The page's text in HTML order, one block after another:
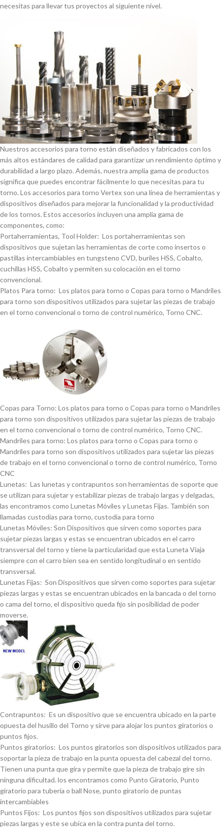
necesitas para llevar tus proyectos al siguiente nivel.
Nuestros accesorios para torno están diseñados y fabricados con los
más altos estándares de calidad para garantizar un rendimiento óptimo y
durabilidad a largo plazo. Además, nuestra amplia gama de productos
significa que puedes encontrar fácilmente lo que necesitas para tu
torno. Los accesorios para torno Vertex son una lí­nea de herramientas y
dispositivos diseñados para mejorar la funcionalidad y la productividad
de los tornos. Estos accesorios incluyen una amplia gama de
componentes, como:
Portaherramientas, Tool Holder: Los portaherramientas son
dispositivos que sujetan las herramientas de corte como insertos o
pastillas intercambiables en tungsteno CVD, buriles HSS, Cobalto,
cuchillas HSS, Cobalto y permiten su colocación en el torno
convencional.
Platos Para torno: Los platos para torno o Copas para torno o Mandriles
para torno son dispositivos utilizados para sujetar las piezas de trabajo
en el torno convencional o torno de control numérico, Torno CNC.
Copas para Torno: Los platos para torno o Copas para torno o Mandriles
para torno son dispositivos utilizados para sujetar las piezas de trabajo
en el torno convencional o torno de control numérico, Torno CNC.
Mandriles para torno: Los platos para torno o Copas para torno o
Mandriles para torno son dispositivos utilizados para sujetar las piezas
de trabajo en el torno convencional o torno de control numérico, Torno
CNC
Lunetas: Las lunetas y contrapuntos son herramientas de soporte que
se utilizan para sujetar y estabilizar piezas de trabajo largas y delgadas,
las encontramos como Lunetas Móviles y Lunetas Fijas. También son
llamadas custodias para torno, custodia para torno
Lunetas Móviles: Son Dispositivos que sirven como soportes para
sujetar piezas largas y estas se encuentran ubicados en el carro
transversal del torno y tiene la particularidad que esta Luneta Viaja
siempre con el carro bien sea en sentido longitudinal o en sentido
transversal.
Lunetas Fijas: Son Dispositivos que sirven como soportes para sujetar
piezas largas y estas se encuentran ubicados en la bancada o del torno
o cama del torno, el dispositivo queda fijo sin posibilidad de poder
moverse.
Contrapuntos: Es un dispositivo que se encuentra ubicado en la parte
opuesta del husillo del Torno y sirve para alojar los puntos giratorios o
puntos fijos.
Puntos giratorios: Los puntos giratorios son dispositivos utilizados para
soportar la pieza de trabajo en la punta opuesta del cabezal del torno.
Tienen una punta que gira y permite que la pieza de trabajo gire sin
ninguna dificultad. los encontramos como Punto Giratorio, Punto
giratorio para tuberí­a o ball Nose, punto giratorio de puntas
intercambiables
Puntos Fijos: Los puntos fijos son dispositivos utilizados para sujetar
piezas largas y este se ubica en la contra punta del torno.